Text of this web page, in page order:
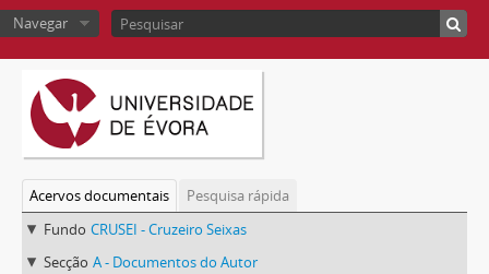
Navegar
Acervos documentais
Pesquisa rápida
Fundo CRUSEI - Cruzeiro Seixas
Secção A - Documentos do Autor